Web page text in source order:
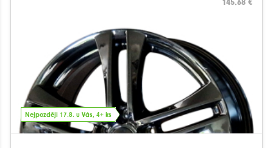
Nejpozději 17.8. u Vás, 4+ ks